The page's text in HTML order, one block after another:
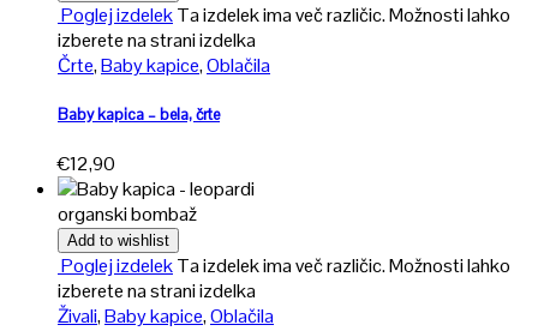
Poglej izdelekTa izdelek ima več različic. Možnosti lahko
izberete na strani izdelka
Črte,Baby kapice,Oblačila
Baby kapica – bela, črte
€12,90
organski bombaž
Add to wishlist
Poglej izdelekTa izdelek ima več različic. Možnosti lahko
izberete na strani izdelka
Živali,Baby kapice,Oblačila